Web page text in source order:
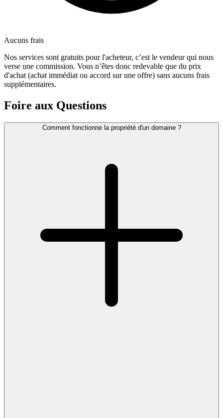
Aucuns frais
Nos services sont gratuits pour l'acheteur, c’est le vendeur qui nous
verse une commission. Vous n’êtes donc redevable que du prix
d'achat (achat immédiat ou accord sur une offre) sans aucuns frais
supplémentaires.
Foire aux Questions
Comment fonctionne la propriété d'un domaine ?